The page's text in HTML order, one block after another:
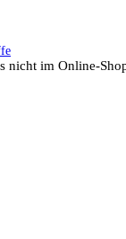
nicht im Online-